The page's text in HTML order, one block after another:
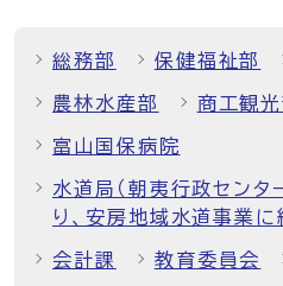
総務部 保健福祉部
農林水産部 商工観光
富山国保病院
水道局（朝夷行政センタ
り、安房地域水道事業に
会計課 教育委員会